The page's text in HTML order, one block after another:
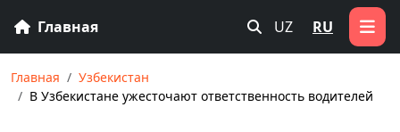
Главная UZ RU
Главная
Узбекистан
В Узбекистане ужесточают ответственность водителей